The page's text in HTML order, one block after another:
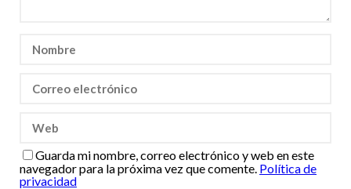
Guarda mi nombre, correo electrónico y web en este
navegador para la próxima vez que comente. Política de
privacidad